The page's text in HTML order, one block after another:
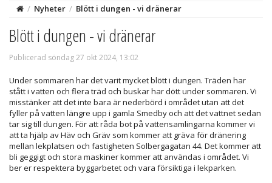
/ Nyheter / Blött i dungen - vi dränerar
Blött i dungen - vi dränerar
Publicerad söndag 27 okt 2024, 13:02
Under sommaren har det varit mycket blött i dungen. Träden har
stått i vatten och flera träd och buskar har dött under sommaren. Vi
misstänker att det inte bara är nederbörd i området utan att det
fyller på vatten längre upp i gamla Smedby och att det vattnet sedan
tar sig till dungen. För att råda bot på vattensamlingarna kommer vi
att ta hjälp av Häv och Gräv som kommer att gräva för dränering
mellan lekplatsen och fastigheten Solbergagatan 44. Det kommer att
bli geggigt och stora maskiner kommer att användas i området. Vi
ber er respektera byggarbetet och vara försiktiga i lekparken.